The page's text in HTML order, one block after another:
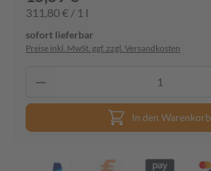
311,80 € / 1 l
sofort lieferbar
Preise inkl. MwSt. ggf. zzgl. Versandkosten
In den Warenkorb